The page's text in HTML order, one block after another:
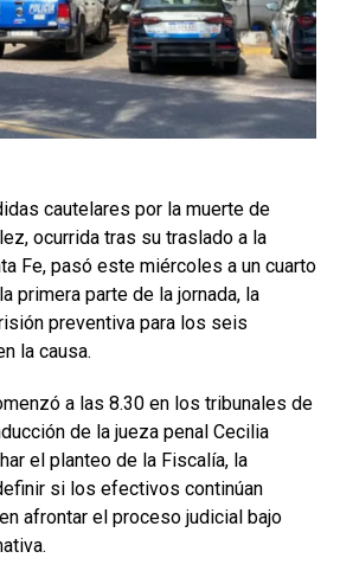
cautelares por la muerte de
ocurrida tras su traslado a la
Fe, pasó este miércoles a un cuarto
primera parte de la jornada, la
preventiva para los seis
la causa.
a las 8.30 en los tribunales de
de la jueza penal Cecilia
el planteo de la Fiscalía, la
si los efectivos continúan
afrontar el proceso judicial bajo